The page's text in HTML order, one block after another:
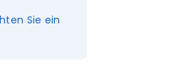
Sie ein